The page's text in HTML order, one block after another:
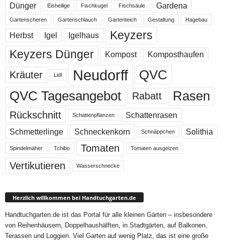
Dünger Eisheilige Fischkugel Fischsäule Gardena
Gartenscheren Gartenschlauch Gartenteich Gestaltung Hagebau
Herbst Igel Igelhaus
Keyzers
Keyzers Dünger
Kompost Komposthaufen
Kräuter Lidl Neudorff
QVC
QVC Tagesangebot
Rabatt Rasen
Rückschnitt Schattenpflanzen
Schattenrasen
Schmetterlinge
Schneckenkorn Schnäppchen Solithia
Spindelmäher Tchibo Tomaten Tomaten ausgeizen
Vertikutieren Wasserschnecke
Herzlich willkommen bei Handtuchgarten.de
Handtuchgarten.de ist das Portal für alle kleinen Gärten – insbesondere
von Reihenhäusern, Doppelhaushälften, in Stadtgärten, auf Balkonen,
Terassen und Loggien. Viel Garten auf wenig Platz, das ist eine große